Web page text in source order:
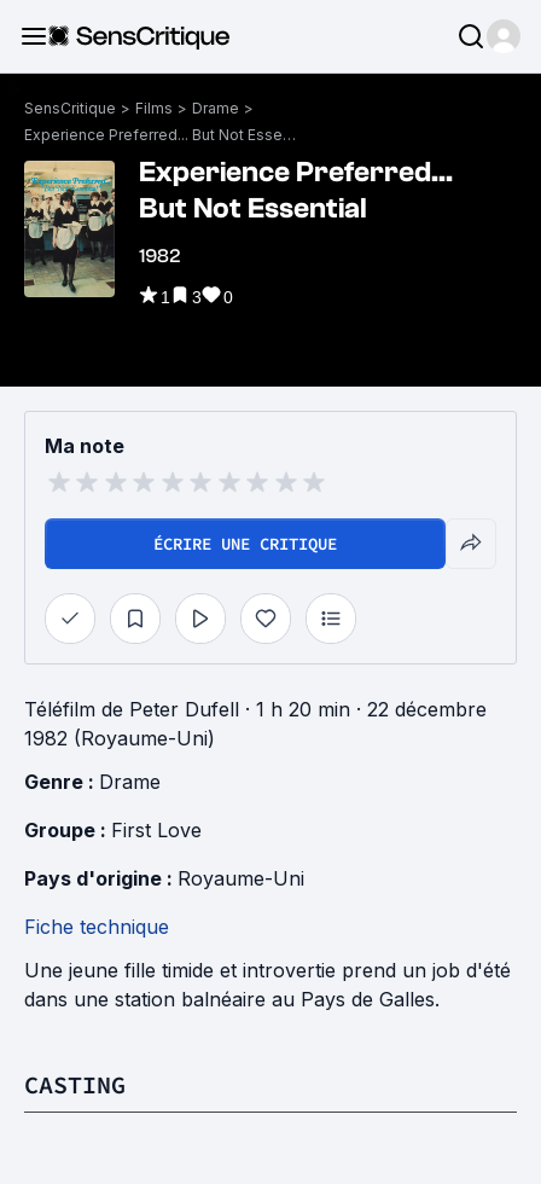
SensCritique > Films > Drame >
Experience Preferred... But Not Essential
Experience Preferred...
But Not Essential
1982
1 3 0
Ma note
ÉCRIRE UNE CRITIQUE
Téléfilm de Peter Dufell · 1 h 20 min · 22 décembre
1982 (Royaume-Uni)
Genre : Drame
Groupe : First Love
Pays d'origine : Royaume-Uni
Fiche technique
Une jeune fille timide et introvertie prend un job d'été
dans une station balnéaire au Pays de Galles.
CASTING